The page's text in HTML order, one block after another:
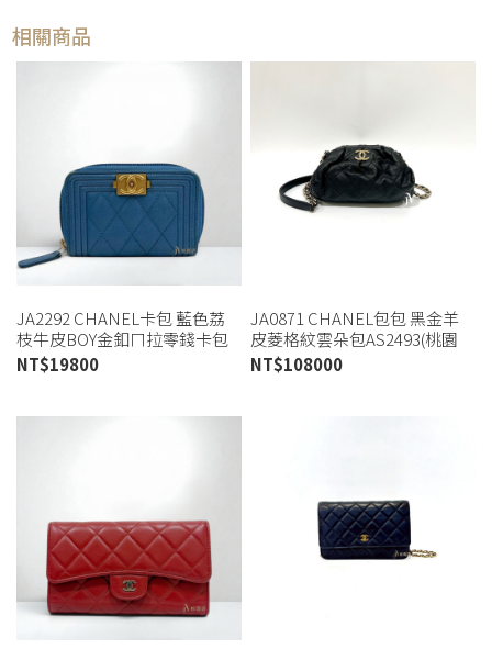
相關商品
JA2292 CHANEL卡包 藍色荔
枝牛皮BOY金釦ㄇ拉零錢卡包
(桃園店)
NT$19800
JA0871 CHANEL包包 黑金羊
皮菱格紋雲朵包AS2493(桃園
店)
NT$108000